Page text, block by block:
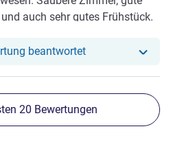
auch sehr gutes Frühstück.
beantwortetUnser Hotel hat
20 Bewertungen